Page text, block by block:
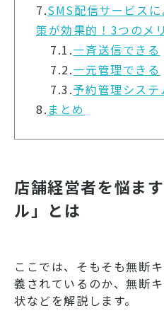
7.SMS配信サービス
策が効果的！3つのメ
7.1.一斉送信できる
7.2.一元管理できる
7.3.予約管理シス
8. まとめ
店舗経営者を悩ま
ル」とは
ここでは、そもそも無断
義されているのか、無断
状などを解説します。